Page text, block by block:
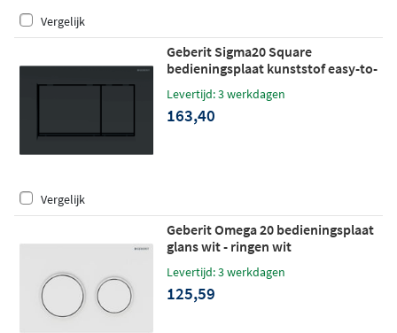
Vergelijk
Geberit Sigma20 Square
bedieningsplaat kunststof easy-to-
clean - mat zwart - stroken zwart
Levertijd: 3 werkdagen
163,40
Vergelijk
Geberit Omega 20 bedieningsplaat
glans wit - ringen wit
Levertijd: 3 werkdagen
125,59